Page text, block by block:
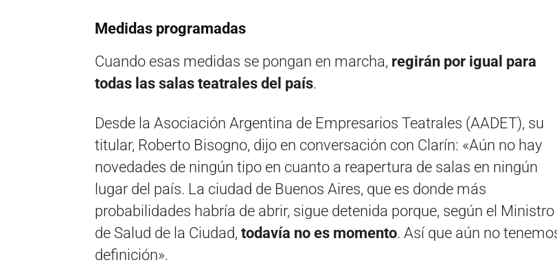
Medidas programadas
Cuando esas medidas se pongan en marcha, regirán por igual para
todas las salas teatrales del país.
Desde la Asociación Argentina de Empresarios Teatrales (AADET), su
titular, Roberto Bisogno, dijo en conversación con Clarín: «Aún no hay
novedades de ningún tipo en cuanto a reapertura de salas en ningún
lugar del país. La ciudad de Buenos Aires, que es donde más
probabilidades habría de abrir, sigue detenida porque, según el Ministro
de Salud de la Ciudad, todavía no es momento. Así que aún no
definición».